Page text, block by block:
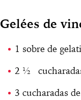
Gelées de
1 sobre de
2 ½
3 cucharadas